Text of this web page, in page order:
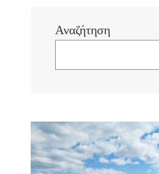
Αναζήτηση